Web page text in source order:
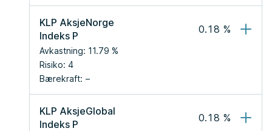
KLP AksjeNorge
Indeks P
Avkastning: 11.79 %
Risiko: 4
Bærekraft:
0.18 %
KLP AksjeGlobal
Indeks P
0.18 %